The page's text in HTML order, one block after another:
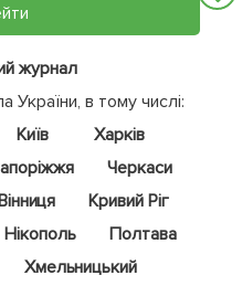
журнал
України, в тому числі:
Київ
Харків
Черкаси
Кривий Ріг
Нікополь
Полтава
Хмельницький